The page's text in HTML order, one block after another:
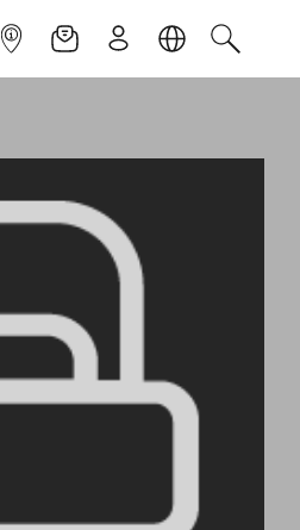
INFOPUNKTNEWSLETTER
ANMELDENSPRACHESUCHEN